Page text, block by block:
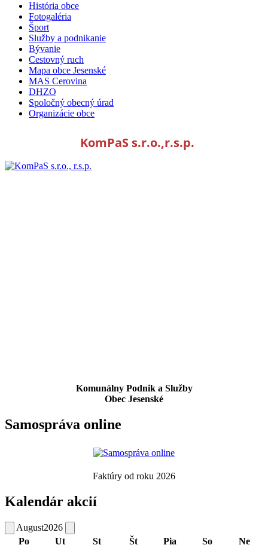
História obce
Fotogaléria
Šport
Služby a podnikanie
Bývanie
Cestovný ruch
Mapa obce Jesenské
MAS Cerovina
DHZO
Spoločný obecný úrad
Organizácie obce
KomPaS s.r.o.,r.s.p.
Komunálny Podnik a Služby
Obec Jesenské
Samospráva online
Faktúry od roku 2026
Kalendár akcií
August2026
Po
Ut St Št Pia So
Ne